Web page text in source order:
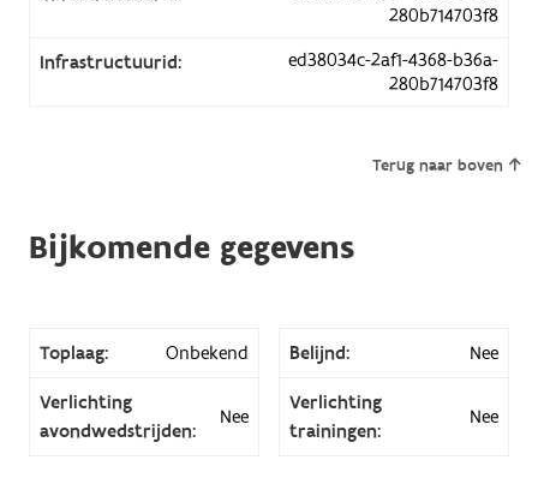
280b714703f8
Infrastructuurid:
ed38034c-2af1-4368-b36a-
280b714703f8
Terug naar boven
Bijkomende gegevens
Toplaag: Onbekend Belijnd: Nee
Verlichting
avondwedstrijden:
Nee
Verlichting
trainingen:
Nee